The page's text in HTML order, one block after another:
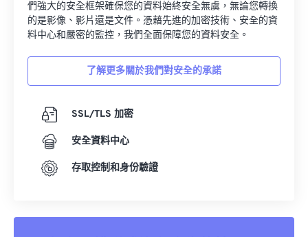
們強大的安全框架確保您的資料始終安全無虞，無論您轉換
的是影像、影片還是文件。憑藉先進的加密技術、安全的資
料中心和嚴密的監控，我們全面保障您的資料安全。
了解更多關於我們對安全的承諾
SSL/TLS 加密
安全資料中心
存取控制和身份驗證